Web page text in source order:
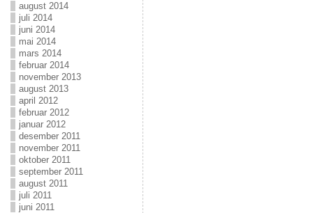
august 2014
juli 2014
juni 2014
mai 2014
mars 2014
februar 2014
november 2013
august 2013
april 2012
februar 2012
januar 2012
desember 2011
november 2011
oktober 2011
september 2011
august 2011
juli 2011
juni 2011